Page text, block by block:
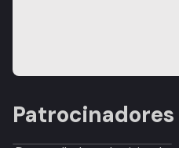
Patrocinadores